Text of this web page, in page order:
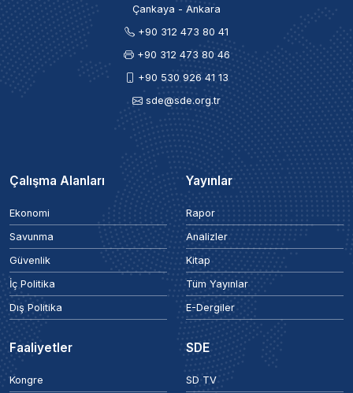
Çankaya - Ankara
+90 312 473 80 41
+90 312 473 80 46
+90 530 926 41 13
sde@sde.org.tr
Çalışma Alanları
Ekonomi
Savunma
Güvenlik
İç Politika
Dış Politika
Yayınlar
Rapor
Analizler
Kitap
Tüm Yayınlar
E-Dergiler
Faaliyetler
Kongre
SDE
SD TV